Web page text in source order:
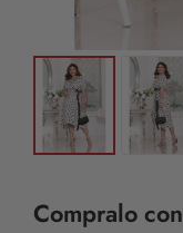
Compralo con